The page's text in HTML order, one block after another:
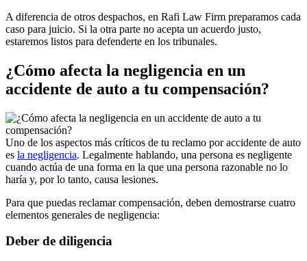
A diferencia de otros despachos, en Rafi Law Firm preparamos cada
caso para juicio. Si la otra parte no acepta un acuerdo justo,
estaremos listos para defenderte en los tribunales.
¿Cómo afecta la negligencia en un
accidente de auto a tu compensación?
Uno de los aspectos más críticos de tu reclamo por accidente de auto
es la negligencia. Legalmente hablando, una persona es negligente
cuando actúa de una forma en la que una persona razonable no lo
haría y, por lo tanto, causa lesiones.
Para que puedas reclamar compensación, deben demostrarse cuatro
elementos generales de negligencia:
Deber de diligencia